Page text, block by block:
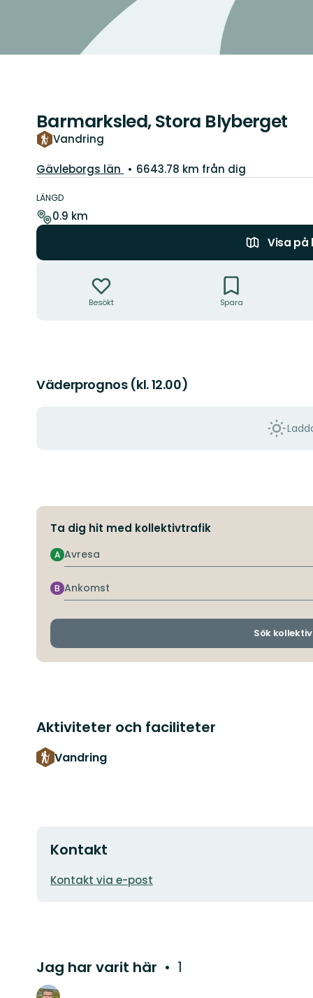
Barmarksled, Stora Blyberget
Vandring
Län:
Gävleborgs län 6643.78 km från dig
om
leden
LÄNGD
0.9 km
Visa på
Besökt Spara
Väderprognos (kl. 12.00)
Ta dig hit med kollektivtrafik
Avresa
A
Ankomst
B
Sök
Aktiviteter och faciliteter
Vandring
Kontakt
E-
Kontakt via e-post
Jag har varit här 1